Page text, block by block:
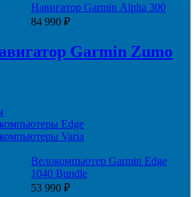
Навигатор Garmin Alpha 300
84 990 ₽
Garmin Zumo
Edge
Varia
Велокомпьютер Garmin Edge
1040 Bundle
53 990 ₽